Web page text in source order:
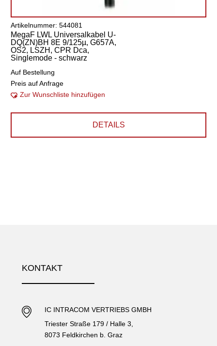
Artikelnummer: 544081
MegaF LWL Universalkabel U-
DQ(ZN)BH 8E 9/125µ, G657A,
OS2, LSZH, CPR Dca,
Singlemode - schwarz
Auf Bestellung
Preis auf Anfrage
Zur Wunschliste hinzufügen
DETAILS
KONTAKT
IC INTRACOM VERTRIEBS GMBH
Triester Straße 179 / Halle 3,
8073 Feldkirchen b. Graz